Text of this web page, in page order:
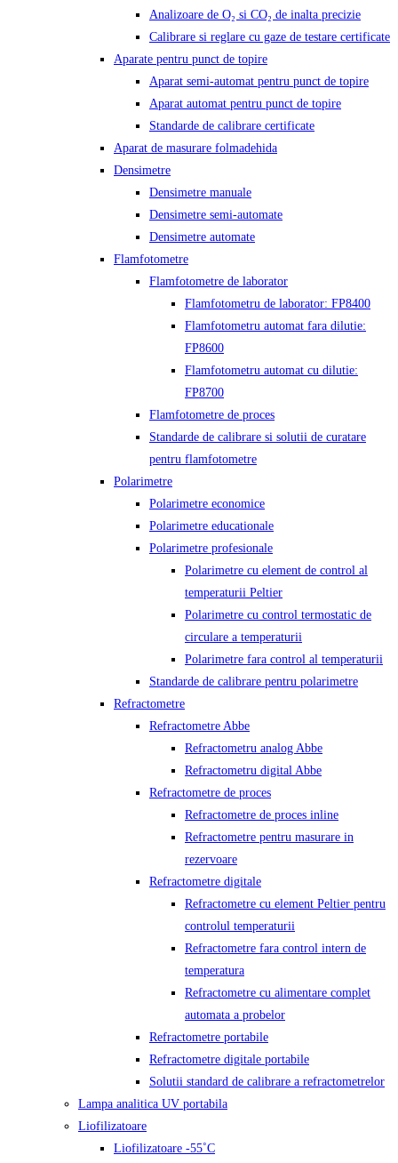
Analizoare de O₂ si CO₂ de inalta precizie
Calibrare si reglare cu gaze de testare certificate
Aparate pentru punct de topire
Aparat semi-automat pentru punct de topire
Aparat automat pentru punct de topire
Standarde de calibrare certificate
Aparat de masurare folmadehida
Densimetre
Densimetre manuale
Densimetre semi-automate
Densimetre automate
Flamfotometre
Flamfotometre de laborator
Flamfotometru de laborator: FP8400
Flamfotometru automat fara dilutie:
FP8600
Flamfotometru automat cu dilutie:
FP8700
Flamfotometre de proces
Standarde de calibrare si solutii de curatare
pentru flamfotometre
Polarimetre
Polarimetre economice
Polarimetre educationale
Polarimetre profesionale
Polarimetre cu element de control al
temperaturii Peltier
Polarimetre cu control termostatic de
circulare a temperaturii
Polarimetre fara control al temperaturii
Standarde de calibrare pentru polarimetre
Refractometre
Refractometre Abbe
Refractometru analog Abbe
Refractometru digital Abbe
Refractometre de proces
Refractometre de proces inline
Refractometre pentru masurare in
rezervoare
Refractometre digitale
Refractometre cu element Peltier pentru
controlul temperaturii
Refractometre fara control intern de
temperatura
Refractometre cu alimentare complet
automata a probelor
Refractometre portabile
Refractometre digitale portabile
Solutii standard de calibrare a refractometrelor
Lampa analitica UV portabila
Liofilizatoare
Liofilizatoare -55˚C